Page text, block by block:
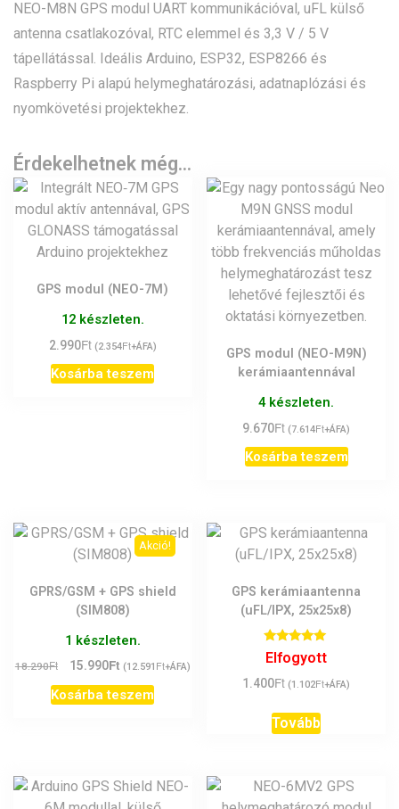
NEO-M8N GPS modul UART kommunikációval, uFL külső
antenna csatlakozóval, RTC elemmel és 3,3 V / 5 V
tápellátással. Ideális Arduino, ESP32, ESP8266 és
Raspberry Pi alapú helymeghatározási, adatnaplózási és
nyomkövetési projektekhez.
Érdekelhetnek még…
GPS modul (NEO-7M)
12 készleten.
2.990Ft (2.354Ft+ÁFA)
Kosárba teszem
GPS modul (NEO-M9N)
kerámiaantennával
4 készleten.
9.670Ft (7.614Ft+ÁFA)
Kosárba teszem
Akció!
GPRS/GSM + GPS shield
(SIM808)
1 készleten.
18.290Ft
Original
price
was:
15.990FtCurrent
price
is:
(12.591 Ft+ÁFA)
Kosárba teszem
GPS kerámiaantenna
(uFL/IPX, 25x25x8)
Értékelés:
5.00
Elfogyott
1.400Ft (1.102Ft+ÁFA)
Tovább